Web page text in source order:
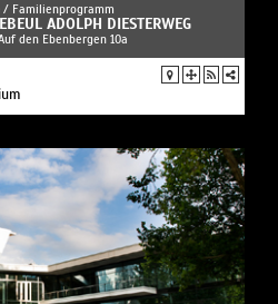
/ Familienprogramm
ADOLPH DIESTERWEG
den Ebenbergen 10a